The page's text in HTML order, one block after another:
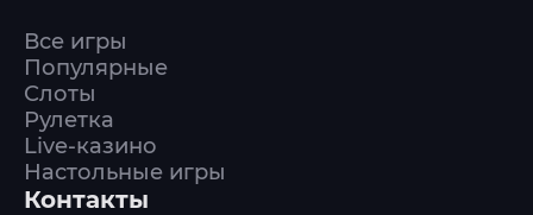
Все игры
Популярные
Слоты
Рулетка
Live-казино
Настольные игры
Контакты